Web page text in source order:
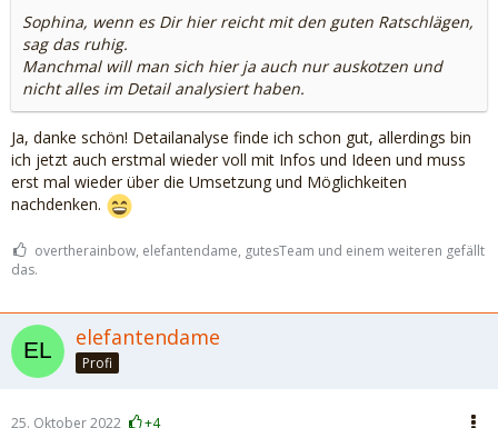
Sophina, wenn es Dir hier reicht mit den guten Ratschlägen,
sag das ruhig.
Manchmal will man sich hier ja auch nur auskotzen und
nicht alles im Detail analysiert haben.
Ja, danke schön! Detailanalyse finde ich schon gut, allerdings bin
ich jetzt auch erstmal wieder voll mit Infos und Ideen und muss
erst mal wieder über die Umsetzung und Möglichkeiten
nachdenken.
overtherainbow, elefantendame, gutesTeam und einem weiteren gefällt
das.
elefantendame
Profi
25. Oktober 2022 +4